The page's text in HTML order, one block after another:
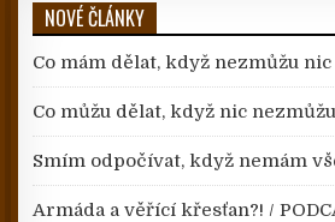
NOVÉ ČLÁNKY
Co mám dělat, když nezmůžu nic
Co můžu dělat, když nic
Smím odpočívat, když nemám
Armáda a věřící křesťan?! /